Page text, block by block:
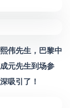
伟先生，巴黎中
元先生到场参
吸引了！